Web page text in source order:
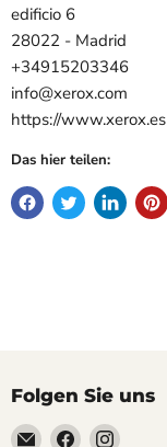
edificio 6
28022 - Madrid
+34915203346
info@xerox.com
https://www.xerox.es
Das hier teilen:
Folgen Sie uns
EmailFindenFinden